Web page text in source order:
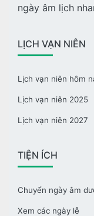
ngày âm lịch
LỊCH VẠN NIÊN
Lịch vạn niên hôm
Lịch vạn niên 2025
Lịch vạn niên 2027
TIỆN ÍCH
Chuyển ngày âm
Xem các ngày lễ